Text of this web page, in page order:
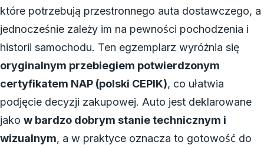
które potrzebują przestronnego auta dostawczego, a
jednocześnie zależy im na pewności pochodzenia i
historii samochodu. Ten egzemplarz wyróżnia się
oryginalnym przebiegiem potwierdzonym
certyfikatem NAP (polski CEPIK), co ułatwia
podjęcie decyzji zakupowej. Auto jest deklarowane
jako w bardzo dobrym stanie technicznym i
wizualnym, a w praktyce oznacza to gotowość do